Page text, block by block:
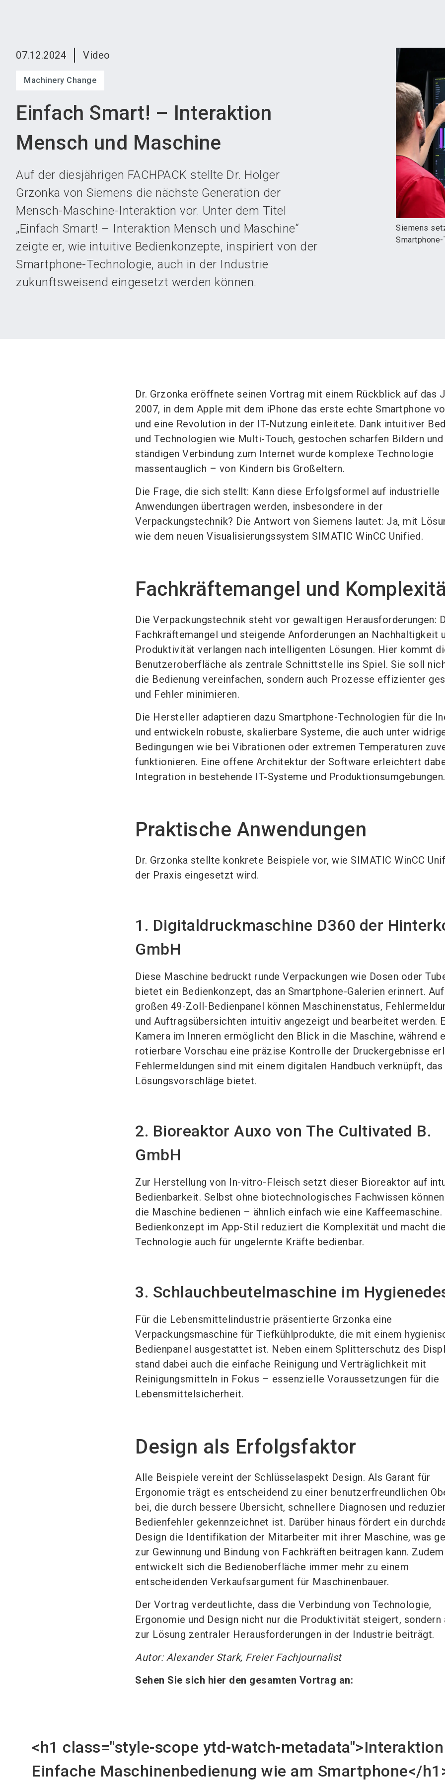
07.12.2024 Video
Machinery Change
Einfach Smart! – Interaktion
Mensch und Maschine
Auf der diesjährigen FACHPACK stellte Dr. Holger
Grzonka von Siemens die nächste Generation der
Mensch-Maschine-Interaktion vor. Unter dem Titel
„Einfach Smart! – Interaktion Mensch und Maschine“
zeigte er, wie intuitive Bedienkonzepte, inspiriert von der
Smartphone-Technologie, auch in der Industrie
zukunftsweisend eingesetzt werden können.
Siemens
Dr. Grzonka eröffnete seinen Vortrag mit einem Rückblick auf das
2007, in dem Apple mit dem iPhone das erste echte Smartphone
und eine Revolution in der IT-Nutzung einleitete. Dank intuitiver
und Technologien wie Multi-Touch, gestochen scharfen Bildern
ständigen Verbindung zum Internet wurde komplexe Technologie
massentauglich – von Kindern bis Großeltern.
Die Frage, die sich stellt: Kann diese Erfolgsformel auf industrielle
Anwendungen übertragen werden, insbesondere in der
Verpackungstechnik? Die Antwort von Siemens lautet: Ja, mit
wie dem neuen Visualisierungssystem SIMATIC WinCC Unified.
Fachkräftemangel und
Die Verpackungstechnik steht vor gewaltigen Herausforderungen:
Fachkräftemangel und steigende Anforderungen an Nachhaltigkeit
Produktivität verlangen nach intelligenten Lösungen. Hier kommt
Benutzeroberfläche als zentrale Schnittstelle ins Spiel. Sie soll
die Bedienung vereinfachen, sondern auch Prozesse effizienter
und Fehler minimieren.
Die Hersteller adaptieren dazu Smartphone-Technologien für die
und entwickeln robuste, skalierbare Systeme, die auch unter
Bedingungen wie bei Vibrationen oder extremen Temperaturen
funktionieren. Eine offene Architektur der Software erleichtert
Integration in bestehende IT-Systeme und Produktionsumgebungen.
Praktische Anwendungen
Dr. Grzonka stellte konkrete Beispiele vor, wie SIMATIC WinCC
der Praxis eingesetzt wird.
1. Digitaldruckmaschine D360 der
GmbH
Diese Maschine bedruckt runde Verpackungen wie Dosen oder
bietet ein Bedienkonzept, das an Smartphone-Galerien erinnert.
großen 49-Zoll-Bedienpanel können Maschinenstatus,
und Auftragsübersichten intuitiv angezeigt und bearbeitet werden.
Kamera im Inneren ermöglicht den Blick in die Maschine, während
rotierbare Vorschau eine präzise Kontrolle der Druckergebnisse
Fehlermeldungen sind mit einem digitalen Handbuch verknüpft,
Lösungsvorschläge bietet.
2. Bioreaktor Auxo von The Cultivated B.
GmbH
Zur Herstellung von In-vitro-Fleisch setzt dieser Bioreaktor auf
Bedienbarkeit. Selbst ohne biotechnologisches Fachwissen
die Maschine bedienen – ähnlich einfach wie eine Kaffeemaschine.
Bedienkonzept im App-Stil reduziert die Komplexität und macht die
Technologie auch für ungelernte Kräfte bedienbar.
3. Schlauchbeutelmaschine im
Für die Lebensmittelindustrie präsentierte Grzonka eine
Verpackungsmaschine für Tiefkühlprodukte, die mit einem
Bedienpanel ausgestattet ist. Neben einem Splitterschutz des
stand dabei auch die einfache Reinigung und Verträglichkeit mit
Reinigungsmitteln in Fokus – essenzielle Voraussetzungen für die
Lebensmittelsicherheit.
Design als Erfolgsfaktor
Alle Beispiele vereint der Schlüsselaspekt Design. Als Garant für
Ergonomie trägt es entscheidend zu einer benutzerfreundlichen
bei, die durch bessere Übersicht, schnellere Diagnosen und
Bedienfehler gekennzeichnet ist. Darüber hinaus fördert ein
Design die Identifikation der Mitarbeiter mit ihrer Maschine, was
zur Gewinnung und Bindung von Fachkräften beitragen kann. Zudem
entwickelt sich die Bedienoberfläche immer mehr zu einem
entscheidenden Verkaufsargument für Maschinenbauer.
Der Vortrag verdeutlichte, dass die Verbindung von Technologie,
Ergonomie und Design nicht nur die Produktivität steigert, sondern
zur Lösung zentraler Herausforderungen in der Industrie beiträgt.
Autor: Alexander Stark, Freier Fachjournalist
Sehen Sie sich hier den gesamten Vortrag an:
<h1 class="style-scope ytd-watch-
Einfache Maschinenbedienung wie am Smartphone</